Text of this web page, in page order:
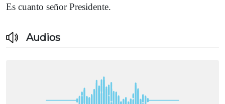
Es cuanto señor Presidente.
Audios